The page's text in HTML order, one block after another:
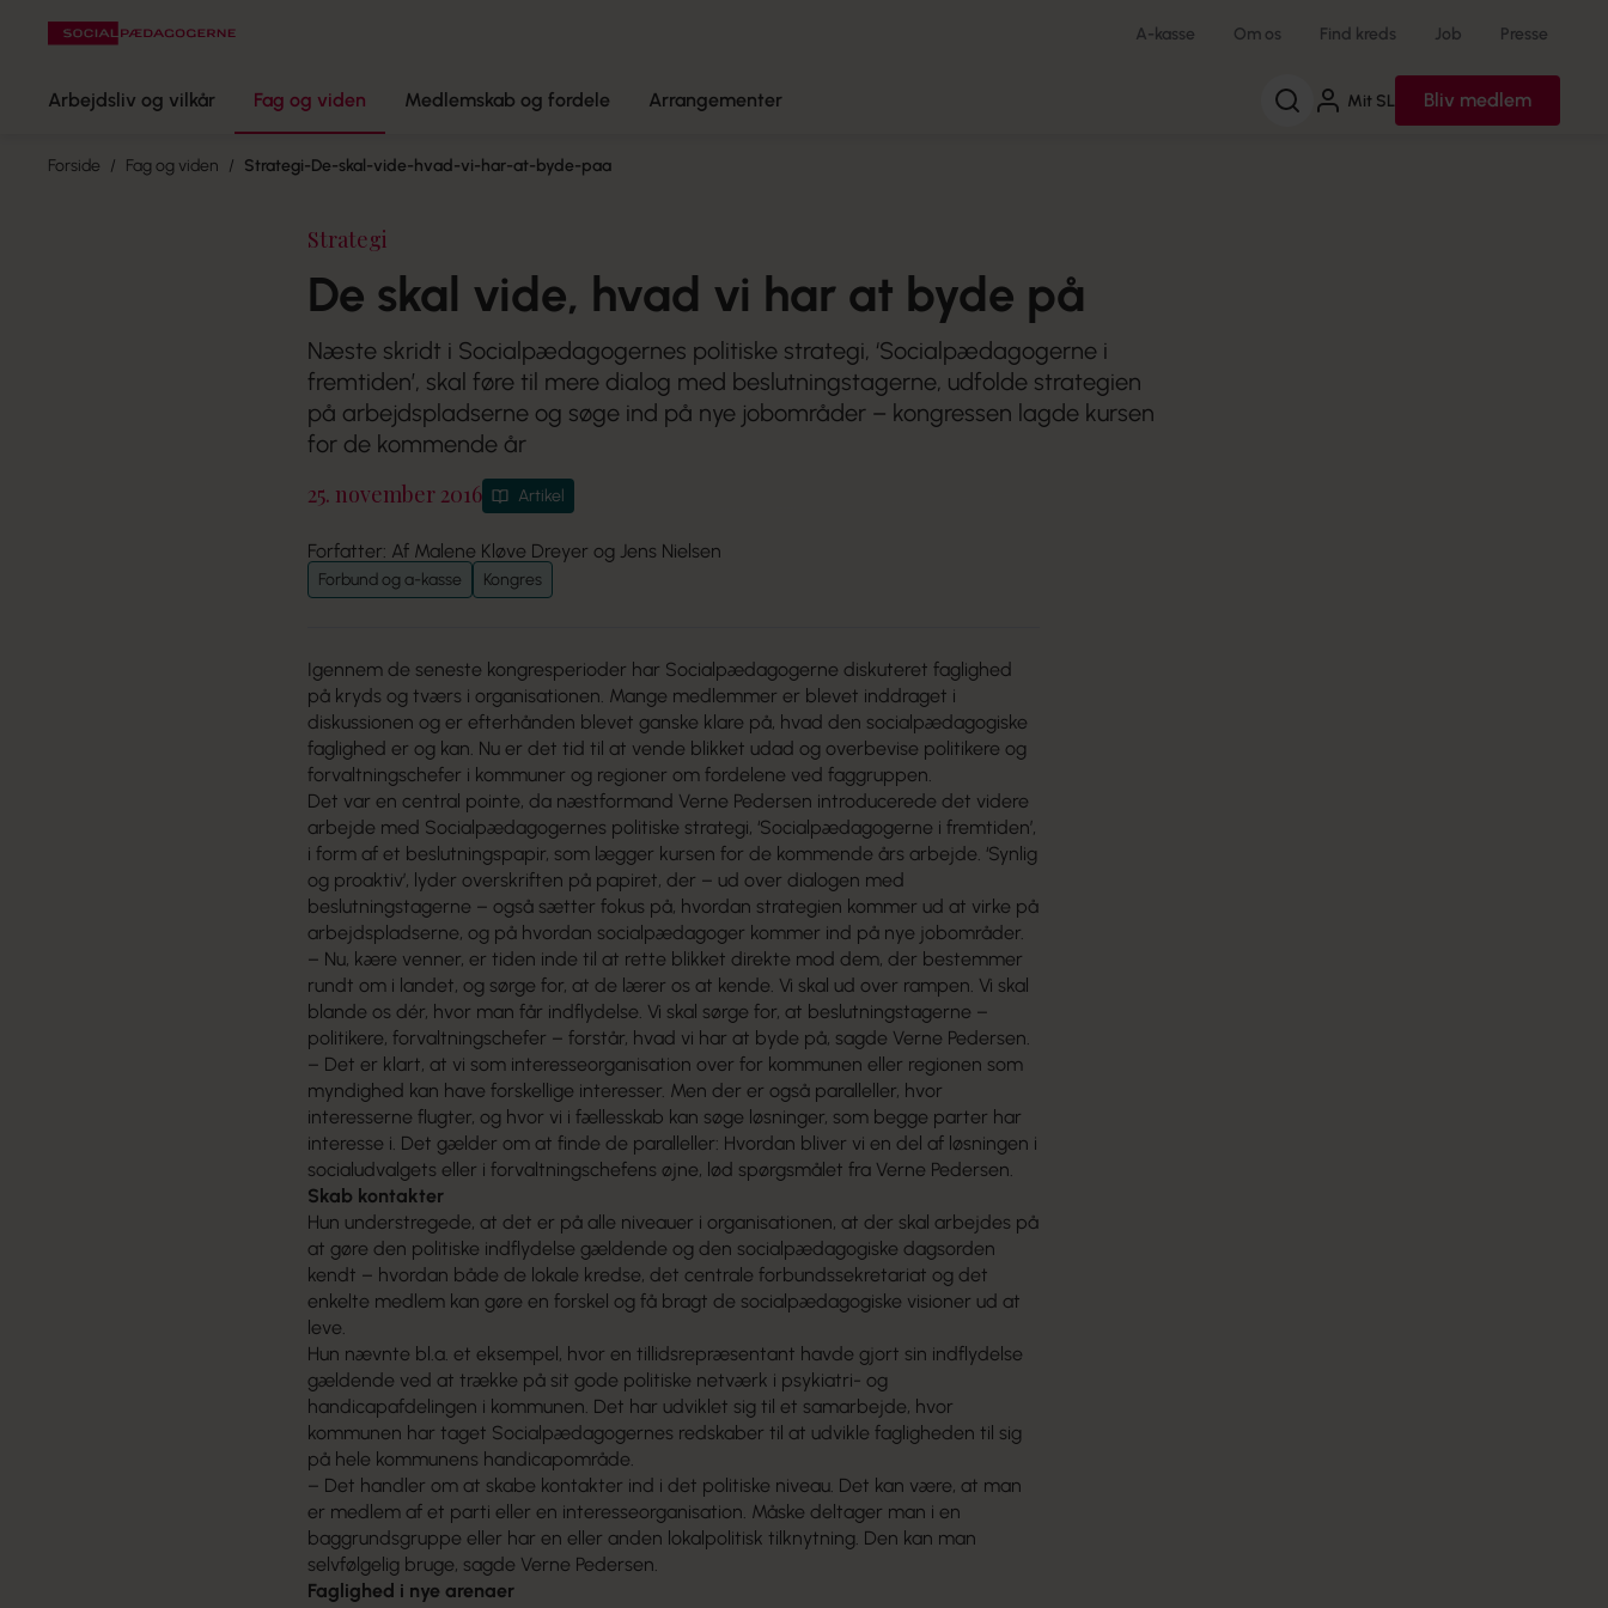
A-kasse Om os Find kreds Job Presse
Arbejdsliv og vilkår Fag og viden Medlemskab og fordele Arrangementer Mit SL Bliv medlem
Forside Fag og viden Strategi-De-skal-vide-hvad-vi-har-at-byde-paa
Strategi
De skal vide, hvad vi har at byde på
Næste skridt i Socialpædagogernes politiske strategi, ‘Socialpædagogerne i
fremtiden’, skal føre til mere dialog med beslutningstagerne, udfolde strategien
på arbejdspladserne og søge ind på nye jobområder – kongressen lagde kursen
for de kommende år
25. november 2016
Artikel
Forfatter: Af Malene Kløve Dreyer og Jens Nielsen
Forbund og a-kasse Kongres
Igennem de seneste kongresperioder har Socialpædagogerne diskuteret faglighed
på kryds og tværs i organisationen. Mange medlemmer er blevet inddraget i
diskussionen og er efterhånden blevet ganske klare på, hvad den socialpædagogiske
faglighed er og kan. Nu er det tid til at vende blikket udad og overbevise politikere og
forvaltningschefer i kommuner og regioner om fordelene ved faggruppen.
Det var en central pointe, da næstformand Verne Pedersen introducerede det videre
arbejde med Socialpædagogernes politiske strategi, ‘Socialpædagogerne i fremtiden’,
i form af et beslutningspapir, som lægger kursen for de kommende års arbejde. ‘Synlig
og proaktiv’, lyder overskriften på papiret, der – ud over dialogen med
beslutningstagerne – også sætter fokus på, hvordan strategien kommer ud at virke på
arbejdspladserne, og på hvordan socialpædagoger kommer ind på nye jobområder.
– Nu, kære venner, er tiden inde til at rette blikket direkte mod dem, der bestemmer
rundt om i landet, og sørge for, at de lærer os at kende. Vi skal ud over rampen. Vi skal
blande os dér, hvor man får indflydelse. Vi skal sørge for, at beslutningstagerne –
politikere, forvaltningschefer – forstår, hvad vi har at byde på, sagde Verne Pedersen.
– Det er klart, at vi som interesseorganisation over for kommunen eller regionen som
myndighed kan have forskellige interesser. Men der er også paralleller, hvor
interesserne flugter, og hvor vi i fællesskab kan søge løsninger, som begge parter har
interesse i. Det gælder om at finde de paralleller: Hvordan bliver vi en del af løsningen i
socialudvalgets eller i forvaltningschefens øjne, lød spørgsmålet fra Verne Pedersen.
Skab kontakter
Hun understregede, at det er på alle niveauer i organisationen, at der skal arbejdes på
at gøre den politiske indflydelse gældende og den socialpædagogiske dagsorden
kendt – hvordan både de lokale kredse, det centrale forbundssekretariat og det
enkelte medlem kan gøre en forskel og få bragt de socialpædagogiske visioner ud at
leve.
Hun nævnte bl.a. et eksempel, hvor en tillidsrepræsentant havde gjort sin indflydelse
gældende ved at trække på sit gode politiske netværk i psykiatri- og
handicapafdelingen i kommunen. Det har udviklet sig til et samarbejde, hvor
kommunen har taget Socialpædagogernes redskaber til at udvikle fagligheden til sig
på hele kommunens handicapområde.
– Det handler om at skabe kontakter ind i det politiske niveau. Det kan være, at man
er medlem af et parti eller en interesseorganisation. Måske deltager man i en
baggrundsgruppe eller har en eller anden lokalpolitisk tilknytning. Den kan man
selvfølgelig bruge, sagde Verne Pedersen.
Faglighed i nye arenaer